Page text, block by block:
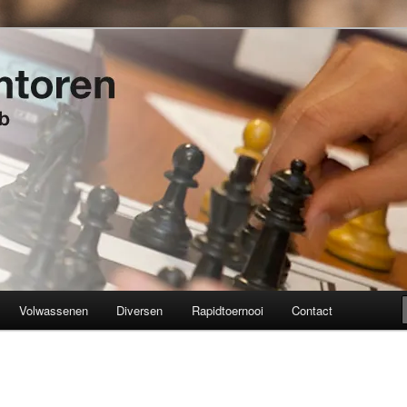
Volwassenen Diversen Rapidtoernooi Contact